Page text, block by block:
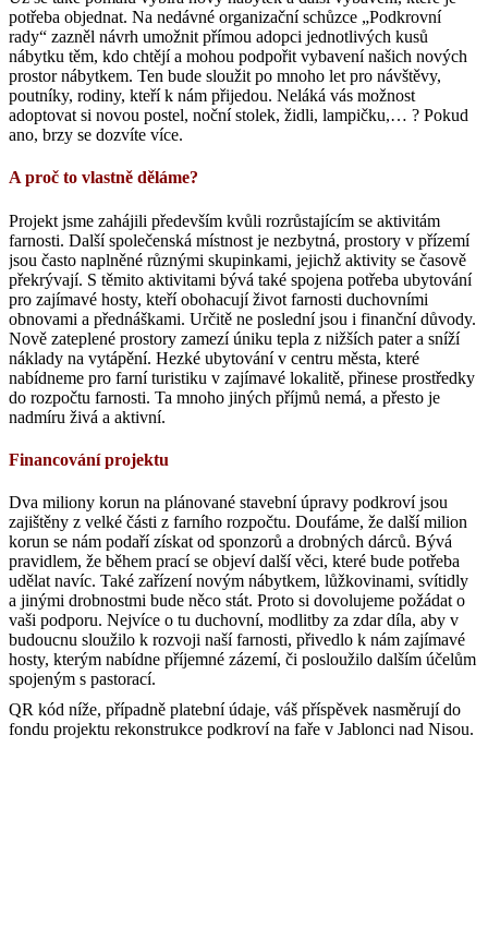
potřeba objednat. Na nedávné organizační schůzce „Podkrovní
rady“ zazněl návrh umožnit přímou adopci jednotlivých kusů
nábytku těm, kdo chtějí a mohou podpořit vybavení našich nových
prostor nábytkem. Ten bude sloužit po mnoho let pro návštěvy,
poutníky, rodiny, kteří k nám přijedou. Neláká vás možnost
adoptovat si novou postel, noční stolek, židli, lampičku,… ? Pokud
ano, brzy se dozvíte více.
A proč to vlastně děláme?
Projekt jsme zahájili především kvůli rozrůstajícím se aktivitám
farnosti. Další společenská místnost je nezbytná, prostory v přízemí
jsou často naplněné různými skupinkami, jejichž aktivity se časově
překrývají. S těmito aktivitami bývá také spojena potřeba ubytování
pro zajímavé hosty, kteří obohacují život farnosti duchovními
obnovami a přednáškami. Určitě ne poslední jsou i finanční důvody.
Nově zateplené prostory zamezí úniku tepla z nižších pater a sníží
náklady na vytápění. Hezké ubytování v centru města, které
nabídneme pro farní turistiku v zajímavé lokalitě, přinese prostředky
do rozpočtu farnosti. Ta mnoho jiných příjmů nemá, a přesto je
nadmíru živá a aktivní.
Financování projektu
Dva miliony korun na plánované stavební úpravy podkroví jsou
zajištěny z velké části z farního rozpočtu. Doufáme, že další milion
korun se nám podaří získat od sponzorů a drobných dárců. Bývá
pravidlem, že během prací se objeví další věci, které bude potřeba
udělat navíc. Také zařízení novým nábytkem, lůžkovinami, svítidly
a jinými drobnostmi bude něco stát. Proto si dovolujeme požádat o
vaši podporu. Nejvíce o tu duchovní, modlitby za zdar díla, aby v
budoucnu sloužilo k rozvoji naší farnosti, přivedlo k nám zajímavé
hosty, kterým nabídne příjemné zázemí, či posloužilo dalším účelům
spojeným s pastorací.
QR kód níže, případně platební údaje, váš příspěvek nasměrují do
fondu projektu rekonstrukce podkroví na faře v Jablonci nad Nisou.